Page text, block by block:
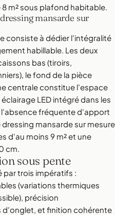
m² sous plafond habitable.
mansarde sur
consiste à dédier l'intégralité
habillable. Les deux
bas (tiroirs,
le fond de la pièce
centrale constitue l'espace
LED intégré dans les
fréquente d'apport
mansarde sur mesure
d'au moins 9 m² et une
cm.
sous pente
par trois impératifs :
(variations thermiques
précision
d'onglet, et finition cohérente